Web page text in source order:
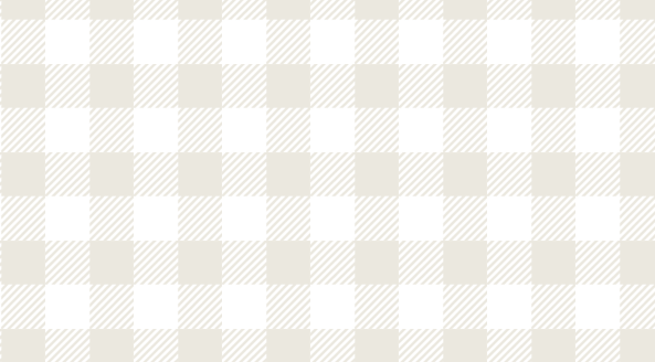
カンパーニュ
フルーツカンパーニュ
菓子パン
十八穀あんぱん
（こしあん＆つ
ぶあん）